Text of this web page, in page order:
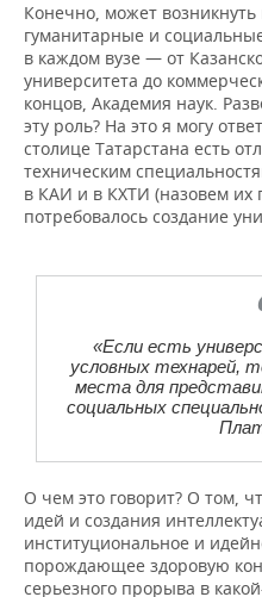
Конечно, может возникнуть
гуманитарные и
в каждом вузе — от
университета до
концов, Академия наук.
эту роль? На это я могу
столице Татарстана есть
техническим
в КАИ и в КХТИ (назовем их
потребовалось создание
«Если есть
условных технарей,
места для
социальных
О чем это говорит? О том,
идей и создания
институциональное и
порождающее здоровую
серьезного прорыва в